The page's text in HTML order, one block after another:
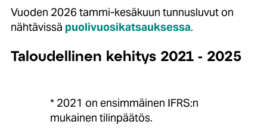
Vuoden 2026 tammi-kesäkuun tunnusluvut on
nähtävissä puolivuosikatsauksessa.
Taloudellinen kehitys 2021 - 2025
* 2021 on ensimmäinen IFRS:n
mukainen tilinpäätös.